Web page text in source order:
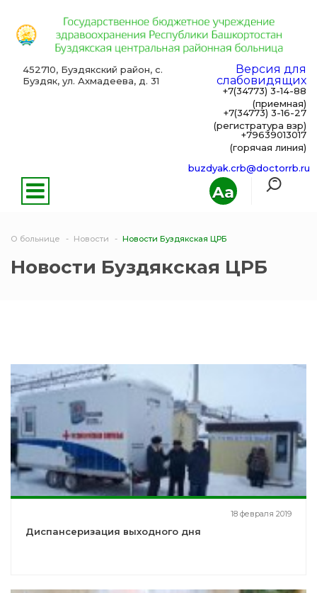
Aa
452710, Буздякский район, с.
Буздяк, ул. Ахмадеева, д. 31
Версия для
слабовидящих
+7(34773) 3-14-88
(приемная)
+7(34773) 3-16-27
(регистратура взр)
+79639013017
(горячая линия)
buzdyak.crb@doctorrb.ru
О больнице Новости Новости Буздякская ЦРБ
Новости Буздякская ЦРБ
18 февраля 2019
Диспансеризация выходного дня